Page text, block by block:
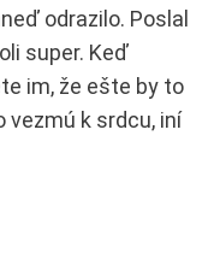
odrazilo. Poslal
super. Keď
im, že ešte by to
k srdcu, iní